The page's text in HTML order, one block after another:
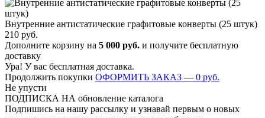
Внутренние антистатические графитовые конверты (25 штук)
210 руб.
Дополните корзину на 5 000 руб. и получите бесплатную
доставку
Ура! У вас бесплатная доставка.
Продолжить покупки ОФОРМИТЬ ЗАКАЗ — 0 руб.
Не упусти
ПОДПИСКА НА обновление каталога
Подпишись на нашу рассылку и узнавай первым о новых